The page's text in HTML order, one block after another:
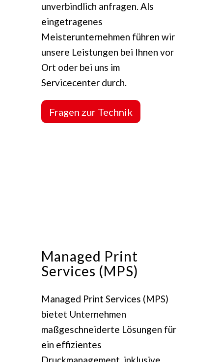
unverbindlich anfragen. Als
eingetragenes
Meisterunternehmen führen wir
unsere Leistungen bei Ihnen vor
Ort oder bei uns im
Servicecenter durch.
Fragen zur Technik
Managed Print
Services (MPS)
Managed Print Services (MPS)
bietet Unternehmen
maßgeschneiderte Lösungen für
ein effizientes